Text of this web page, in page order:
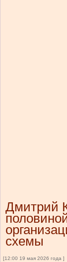
Дмитрий
схемы
[12:00 19 мая 2026 года ]